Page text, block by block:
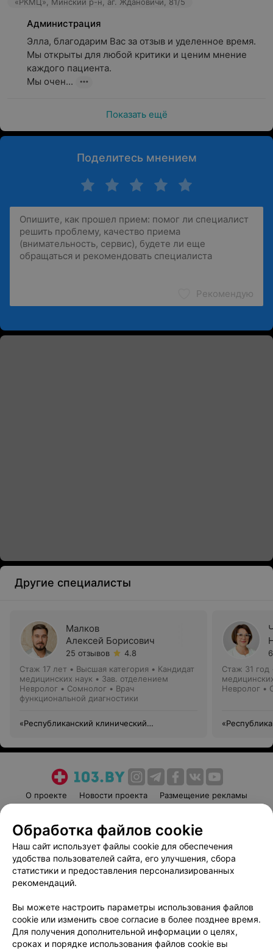
Администрация
Элла, благодарим Вас за отзыв и уделенное время.
Мы открыты для любой критики и ценим мнение
каждого пациента.
Мы очен...
Показать ещё
Поделитесь мнением
Рекомендую
Другие специалисты
Малков
Алексей Борисович
25 отзывов
4.8
Стаж 17 лет • Высшая категория • Кандидат
медицинских наук • Зав. отделением
Невролог • Сомнолог • Врач
функциональной диагностики
«Республиканский клинический
Стаж 31 год
Невролог •
О проекте Новости проекта
Размещение рекламы
Пользовательское соглашение
Способы оплаты
Вакансии
Партнеры
Написать руководителю 103.by
Обработка персональных данных
Обработка файлов cookie
Наш сайт использует файлы cookie для обеспечения
удобства пользователей сайта, его улучшения, сбора
статистики и предоставления персонализированных
рекомендаций.
Вы можете настроить параметры использования файлов
cookie или изменить свое согласие в более позднее время.
Для получения дополнительной информации о целях,
сроках и порядке использования файлов cookie вы